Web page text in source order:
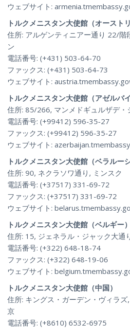
ウェブサイト:
トルクメニスタン大使館（オーストリ
住所: アルゲンティニアー通り 22/
ン
電話番号: (+431) 503-64-70
ファックス: (+431) 503-64-73
ウェブサイト:
トルクメニスタン大使館（アゼルバ
住所: 85/266, マンメドギュルザデ・
電話番号: (+99412) 596-35-27
ファックス: (+99412) 596-35-27
ウェブサイト:
トルクメニスタン大使館（ベラルーシ
住所: 90, ネクラソワ通り, ミンスク
電話番号: (+37517) 331-69-72
ファックス: (+37517) 331-69-72
ウェブサイト:
トルクメニスタン大使館（ベルギー）
住所: 15, ジェネラル・ジャック大通
電話番号: (+322) 648-18-74
ファックス: (+322) 648-19-06
ウェブサイト:
トルクメニスタン大使館（中国）
住所: キングス・ガーデン・ヴィラ
京
電話番号: (+8610) 6532-6975